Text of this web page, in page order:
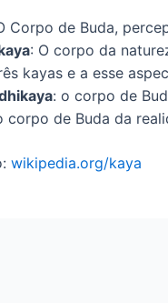
Corpo de Buda,
: O corpo da
kayas e a esse
: o corpo de
corpo de Buda da
wikipedia.org/kaya